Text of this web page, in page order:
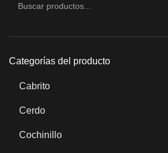
Categorías del producto
Cabrito
Cerdo
Cochinillo